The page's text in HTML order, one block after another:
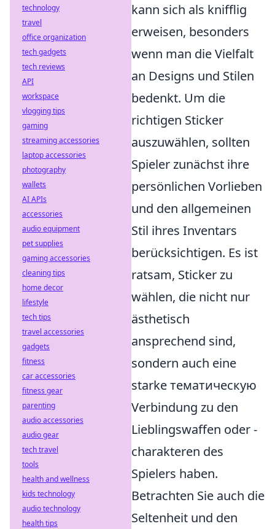
kann sich als knifflig
erweisen, besonders
wenn man die Vielfalt
an Designs und Stilen
bedenkt. Um die
richtigen Sticker
auszuwählen, sollten
Spieler zunächst ihre
persönlichen Vorlieben
und den allgemeinen
Stil ihres Inventars
berücksichtigen. Es ist
ratsam, Sticker zu
wählen, die nicht nur
ästhetisch
ansprechend sind,
sondern auch eine
starke тематическую
Verbindung zu den
Lieblingswaffen oder -
charakteren des
Spielers haben.
Betrachten Sie auch die
Seltenheit und den
technology
travel
office organization
tech gadgets
tech reviews
API
workspace
vlogging tips
gaming
streaming accessories
laptop accessories
photography
wallets
AI APIs
accessories
audio equipment
pet supplies
gaming accessories
cleaning tips
home decor
lifestyle
tech tips
travel accessories
gadgets
fitness
car accessories
fitness gear
parenting
audio accessories
audio gear
tech travel
tools
health and wellness
kids technology
audio technology
health tips